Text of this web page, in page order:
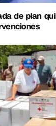
de plan